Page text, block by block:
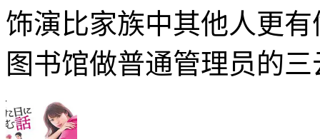
饰演比家族中其他人更
图书馆做普通管理员的